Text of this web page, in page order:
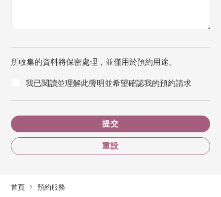
所收集的資料將保密處理，並僅用於預約用途。
我已閱讀並理解此聲明並希望確認我的預約請求
提交
重設
首頁 預約服務